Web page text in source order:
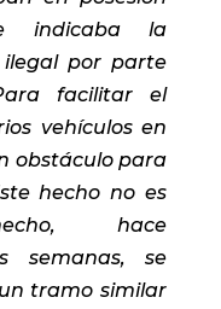
indicaba la
por parte
facilitar el
vehículos en
obstáculo para
hecho no es
hace
semanas, se
tramo similar